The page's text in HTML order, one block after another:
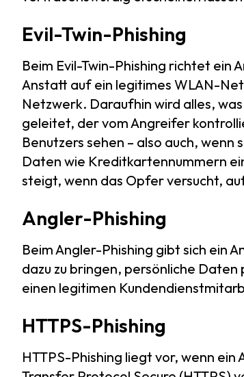
Evil-Twin-Phishing
Beim Evil-Twin-Phishing richtet ein
Anstatt auf ein legitimes WLAN-
Netzwerk. Daraufhin wird alles,
geleitet, der vom Angreifer
Benutzers sehen – also auch,
Daten wie Kreditkartennummern
steigt, wenn das Opfer versucht,
Angler-Phishing
Beim Angler-Phishing gibt sich ein
dazu zu bringen, persönliche
einen legitimen
HTTPS-Phishing
HTTPS-Phishing liegt vor, wenn